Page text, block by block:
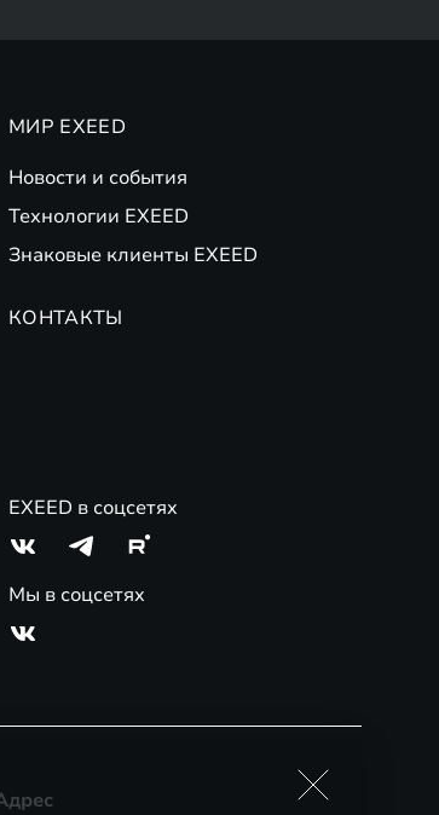
МИР EXEED
Новости и события
Технологии EXEED
Знаковые клиенты EXEED
КОНТАКТЫ
EXEED в соцсетях
Мы в соцсетях